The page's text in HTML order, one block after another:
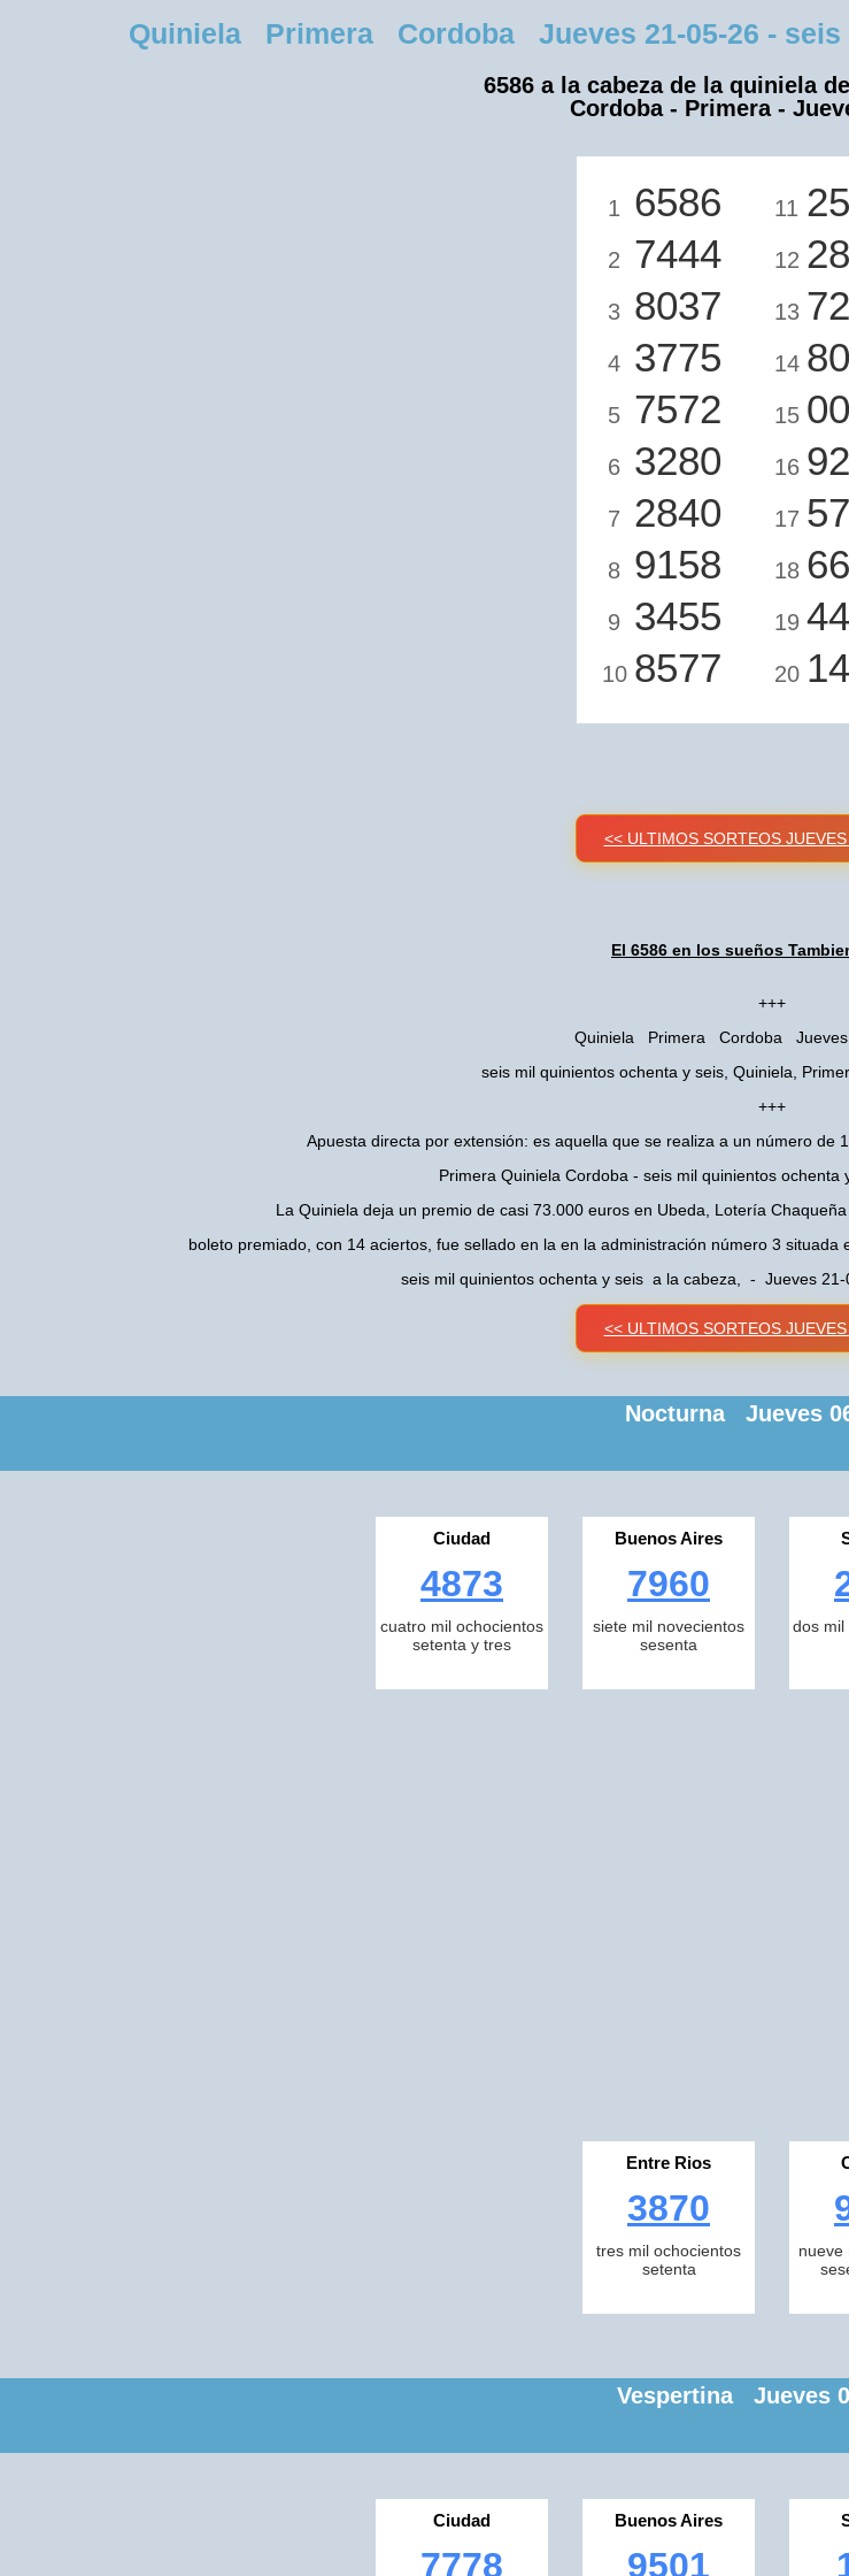
Quiniela Primera Cordoba Jueves 21-05-26 - seis
6586 a la cabeza de la quiniela
Cordoba - Primera -
1 6586
2 7444
3 8037
4 3775
5 7572
6 3280
7 2840
8 9158
9 3455
10 8577
11
12
13
14
15
16
17
18
19
20
<< ULTIMOS SORTEOS
El 6586 en los sueños
+++
Quiniela Primera Cordoba Jueves
seis mil quinientos ochenta y seis, Quiniela,
+++
Apuesta directa por extensión: es aquella que se realiza a un número de
Primera Quiniela Cordoba - seis mil quinientos ochenta
La Quiniela deja un premio de casi 73.000 euros en Ubeda, Lotería
boleto premiado, con 14 aciertos, fue sellado en la en la administración número 3
seis mil quinientos ochenta y seis a la cabeza, - Jueves
<< ULTIMOS SORTEOS
Nocturna Jueves
Ciudad
4873
cuatro mil ochocientos
setenta y tres
Buenos Aires
7960
siete mil novecientos
sesenta
dos mil
Entre Rios
3870
tres mil ochocientos
setenta
nueve
Vespertina Jueves
Ciudad
7778
Buenos Aires
9501